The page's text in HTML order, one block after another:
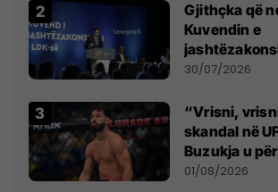
Gjithçka që
Kuvendin e
së
30/07/2026
“Vrisni,
skandal në
Buzukja u
anti-
01/08/2026